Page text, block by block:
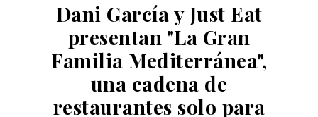
Dani García y Just Eat
presentan "La Gran
Familia Mediterránea",
una cadena de
restaurantes solo para